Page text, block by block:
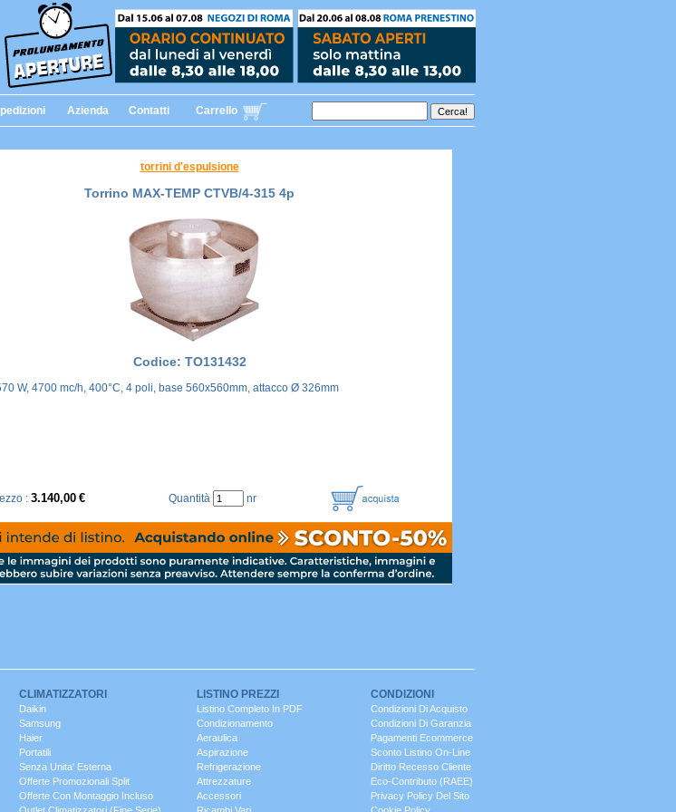
Azienda Contatti Carrello
torrini d'espulsione
Torrino MAX-TEMP CTVB/4-315 4p
Codice: TO131432
W, 4700 mc/h, 400°C, 4 poli, base 560x560mm, attacco Ø 326mm
: 3.140,00 € Quantità nr
CLIMATIZZATORI
Daikin
Samsung
Haier
Portatili
Senza Unita' Esterna
Offerte Promozionali Split
Offerte Con Montaggio Incluso
LISTINO PREZZI
Listino Completo In PDF
Condizionamento
Aeraulica
Aspirazione
Refrigerazione
Attrezzature
Accessori
CONDIZIONI
Condizioni Di Acquisto
Condizioni Di Garanzia
Pagamenti Ecommerce
Sconto Listino On-Line
Diritto Recesso Cliente
Eco-Contributo (RAEE)
Privacy Policy Del Sito